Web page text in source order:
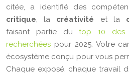
citée, a identifié des
critique, la créativité et la
faisant partie dutop 10 des
recherchées pour 2025. Votre
écosystème conçu pour vous
Chaque exposé, chaque travail